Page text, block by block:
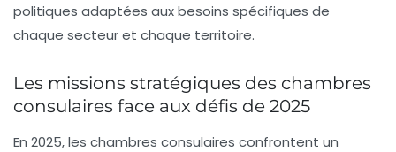
politiques adaptées aux besoins spécifiques de
chaque secteur et chaque territoire.
Les missions stratégiques des chambres
consulaires face aux défis de 2025
En 2025, les chambres consulaires confrontent un